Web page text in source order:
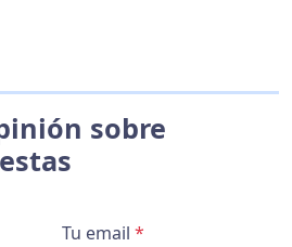
sobre
Tu email *